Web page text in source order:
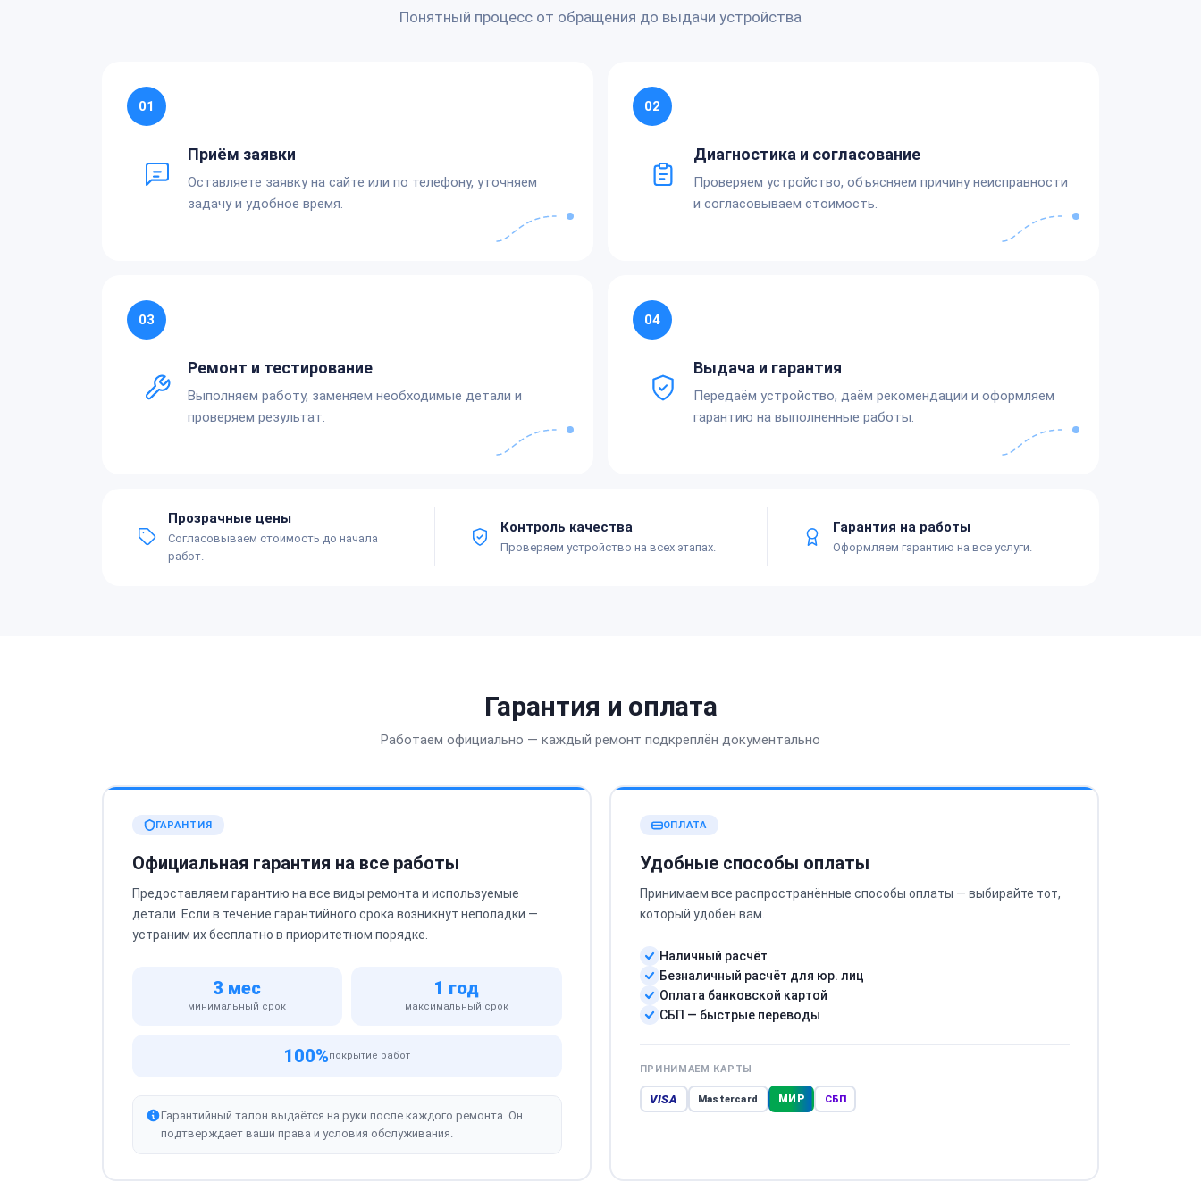
Понятный процесс от обращения до выдачи устройства
01
Приём заявки
Оставляете заявку на сайте или по телефону, уточняем
задачу и удобное время.
02
Диагностика и согласование
Проверяем устройство, объясняем причину неисправности
и согласовываем стоимость.
03
Ремонт и тестирование
Выполняем работу, заменяем необходимые детали и
проверяем результат.
04
Выдача и гарантия
Передаём устройство, даём рекомендации и оформляем
гарантию на выполненные работы.
Прозрачные цены
Согласовываем стоимость до начала
работ.
Контроль качества
Проверяем устройство на всех этапах.
Гарантия на работы
Оформляем гарантию на все услуги.
Гарантия и оплата
Работаем официально — каждый ремонт подкреплён документально
ГАРАНТИЯ
Официальная гарантия на все работы
Предоставляем гарантию на все виды ремонта и используемые
детали. Если в течение гарантийного срока возникнут неполадки —
устраним их бесплатно в приоритетном порядке.
3 мес
минимальный срок
1 год
максимальный срок
100%покрытие работ
Гарантийный талон выдаётся на руки после каждого ремонта. Он
подтверждает ваши права и условия обслуживания.
ОПЛАТА
Удобные способы оплаты
Принимаем все распространённые способы оплаты — выбирайте тот,
который удобен вам.
Наличный расчёт
Безналичный расчёт для юр. лиц
Оплата банковской картой
СБП — быстрые переводы
ПРИНИМАЕМ КАРТЫ
VISA Mastercard МИР СБП